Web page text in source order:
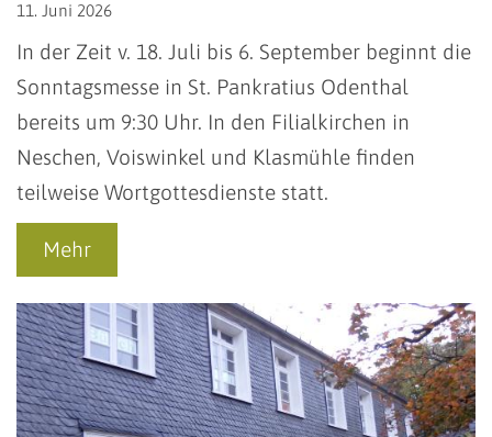
11. Juni 2026
In der Zeit v. 18. Juli bis 6. September beginnt die
Sonntagsmesse in St. Pankratius Odenthal
bereits um 9:30 Uhr. In den Filialkirchen in
Neschen, Voiswinkel und Klasmühle finden
teilweise Wortgottesdienste statt.
Mehr